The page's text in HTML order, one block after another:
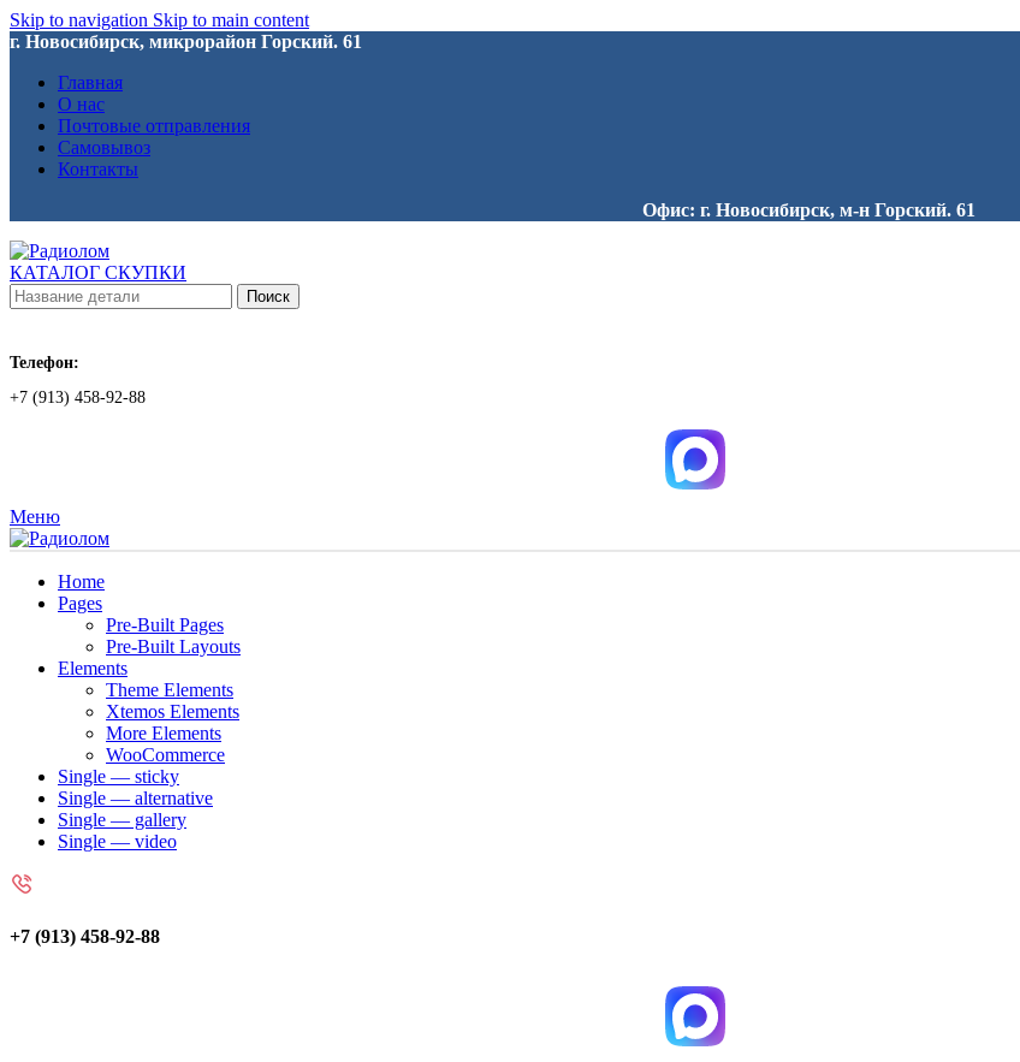
Skip to navigation Skip to main content
г. Новосибирск, микрорайон Горский. 61
Главная
О нас
Почтовые отправления
Самовывоз
Контакты
Офис: г. Новосибирск, м-н Горский. 61
КАТАЛОГ СКУПКИ
Поиск
Телефон:
+7 (913) 458-92-88
Меню
Home
Pages
Pre-Built Pages
Pre-Built Layouts
Elements
Theme Elements
Xtemos Elements
More Elements
WooCommerce
Single — sticky
Single — alternative
Single — gallery
Single — video
+7 (913) 458-92-88